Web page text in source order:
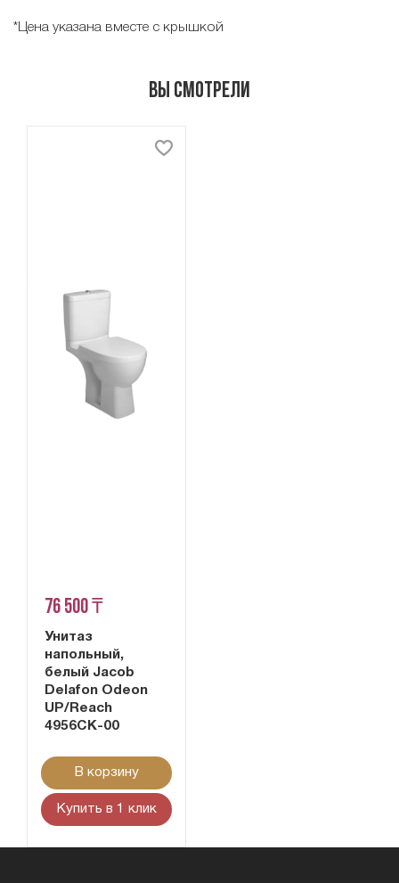
*Цена указана вместе с крышкой
Вы смотрели
76 500 ₸
Унитаз
напольный,
белый Jacob
Delafon Odeon
UP/Reach
4956CK-00
В корзину
Купить в 1 клик